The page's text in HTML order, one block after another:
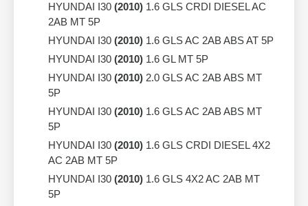
HYUNDAI I30 (2010) 1.6 GLS CRDI DIESEL AC
2AB MT 5P
HYUNDAI I30 (2010) 1.6 GLS AC 2AB ABS AT 5P
HYUNDAI I30 (2010) 1.6 GL MT 5P
HYUNDAI I30 (2010) 2.0 GLS AC 2AB ABS MT
5P
HYUNDAI I30 (2010) 1.6 GLS AC 2AB ABS MT
5P
HYUNDAI I30 (2010) 1.6 GLS CRDI DIESEL 4X2
AC 2AB MT 5P
HYUNDAI I30 (2010) 1.6 GLS 4X2 AC 2AB MT
5P